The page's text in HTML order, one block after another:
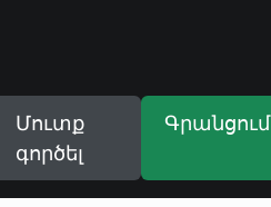
Մուտք
գործել
Գրանցում